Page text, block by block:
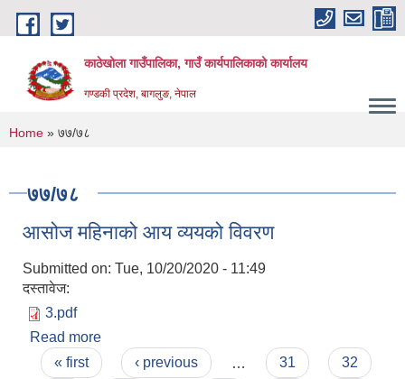
Skip to main content
काठेखोला गाउँपालिका, गाउँ कार्यपालिकाको कार्यालय
गण्डकी प्रदेश, बागलुङ, नेपाल
You are here
Home » ७७/७८
७७/७८
आसोज महिनाको आय व्ययको विवरण
Submitted on: Tue, 10/20/2020 - 11:49
दस्तावेज:
3.pdf
Read more
Pages
« first ‹ previous 31
32